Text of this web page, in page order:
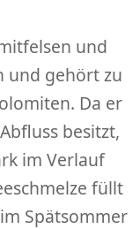
und
und gehört zu
Da er
besitzt,
im Verlauf
füllt
Spätsommer